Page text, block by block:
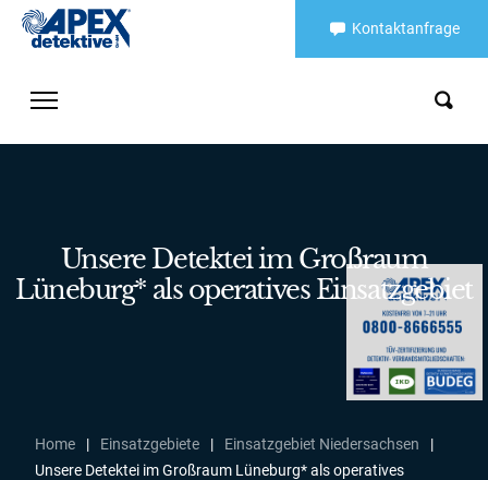
Kontaktanfrage
Unsere Detektei im Großraum
Lüneburg* als operatives Einsatzgebiet
Home | Einsatzgebiete | Einsatzgebiet Niedersachsen
|
Unsere Detektei im Großraum Lüneburg* als operatives